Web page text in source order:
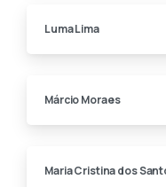
Luma Lima
Márcio Moraes
Maria Cristina dos